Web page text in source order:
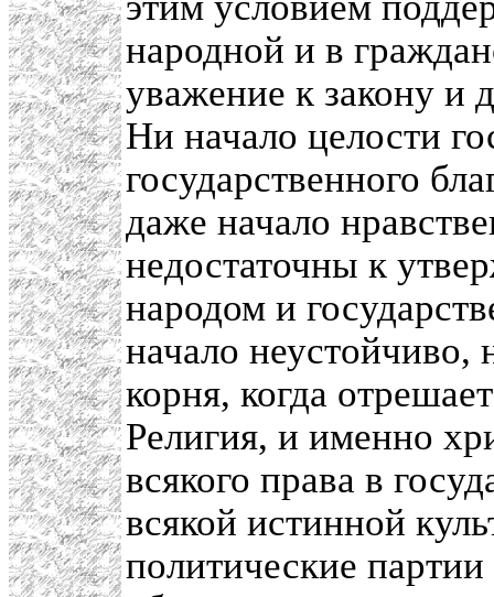
народной и в
уважение к закону и
Ни начало целости
государственного
даже начало
недостаточны к
народом и
начало
корня, когда
Религия, и именно
всякого права в
всякой истинной
политические